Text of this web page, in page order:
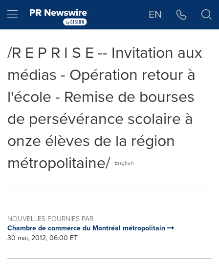
Hamburger menu EN
/R E P R I S E -- Invitation aux
médias - Opération retour à
l'école - Remise de bourses
de persévérance scolaire à
onze élèves de la région
métropolitaine/ English
NOUVELLES FOURNIES PAR
Chambre de commerce du Montréal métropolitain
30 mai, 2012, 06:00 ET